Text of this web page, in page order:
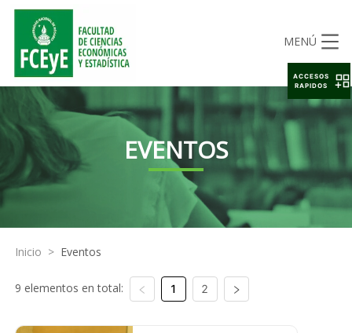
MENÚ
EVENTOS
Inicio > Eventos
9 elementos en total: 1 2
ACCESOS
RAPIDOS